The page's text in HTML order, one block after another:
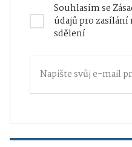
Souhlasím se
údajůpro
sdělení